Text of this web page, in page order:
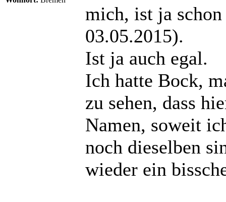
mich, ist ja
03.05.2015).
Ist ja auch egal.
Ich hatte Bock,
zu sehen, dass
Namen, soweit
noch dieselben
wieder ein